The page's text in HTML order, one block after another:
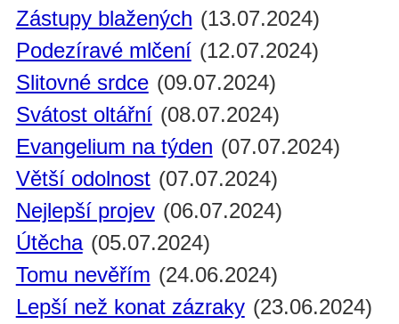
Zástupy blažených (13.07.2024)
Podezíravé mlčení (12.07.2024)
Slitovné srdce (09.07.2024)
Svátost oltářní (08.07.2024)
Evangelium na týden (07.07.2024)
Větší odolnost (07.07.2024)
Nejlepší projev (06.07.2024)
Útěcha (05.07.2024)
Tomu nevěřím (24.06.2024)
Lepší než konat zázraky (23.06.2024)